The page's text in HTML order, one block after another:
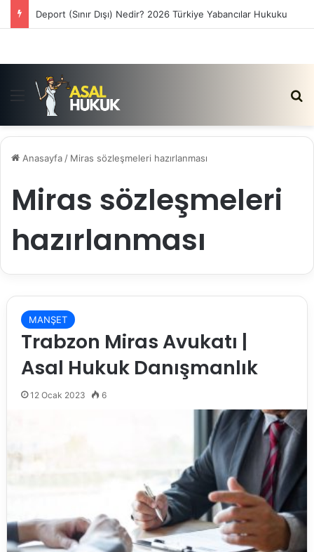
Deport (Sınır Dışı) Nedir? 2026 Türkiye Yabancılar Hukuku
Menü
Anasayfa / Miras sözleşmeleri hazırlanması
Miras sözleşmeleri
hazırlanması
MANŞET
Trabzon Miras Avukatı |
Asal Hukuk Danışmanlık
12 Ocak 2023 6